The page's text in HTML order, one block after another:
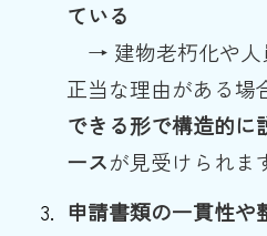
ている
→ 建物老朽化や人
正当な理由がある場
できる形で構造的に
ースが見受けられま
申請書類の一貫性や